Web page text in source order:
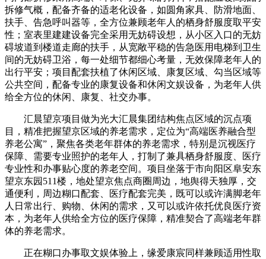
拆修气概，配备齐备的适老化设备，如圆角家具、防滑地面、
扶手、告急呼叫器等，全方位兼顾老年人的栖身舒服度取平安
性；室表里建建设备完全采用无妨碍设想，从小区入口的无妨
碍坡道到楼道走廊的扶手，从宽敞平稳的告急医用电梯到卫生
间的无妨碍卫浴，每一处细节都细心考量，无效保障老年人的
出行平安；项目配套扶植了休闲区域、康复区域、勾当区域等
公共空间，配备专业的康复设备和休闲文娱设备，为老年人供
给全方位的休闲、康复、社交办事。
汇晨望京项目做为光大汇晨集团结构焦点区域的沉点项
目，精准把握望京区域的养老需求，定位为“高端医养融合型
养老公寓”，聚焦各类老年群体的养老需求，特别是沉视医疗
保障、需要专业照护的老年人，打制了兼具栖身舒服度、医疗
专业性和办事贴心度的养老空间。项目坐落于市向阳区阜安东
望京东园511楼，地处望京焦点商圈周边，地舆得天独厚，交
通便利，周边糊口配套、医疗配套完美，既可以或许满脚老年
人日常出行、购物、休闲的需求，又可以或许依托优良医疗资
本，为老年人供给全方位的医疗保障，精准契合了高端老年群
体的养老需求。
正在糊口办事取文娱体验上，缘爱康宸同样兼顾适用性取